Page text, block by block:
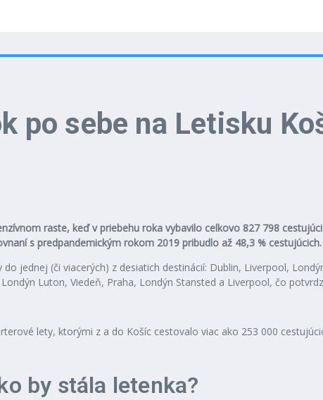
po sebe na Letisku
raste, keď v priebehu roka vybavilo celkovo 827 798
s predpandemickým rokom 2019 pribudlo až 48,3 % cestujúcich.
jednej (či viacerých) z desiatich destinácií: Dublin, Liverpool,
Luton, Viedeň, Praha, Londýn Stansted a Liverpool, čo
lety, ktorými z a do Košíc cestovalo viac ako 253 000
by stála letenka?